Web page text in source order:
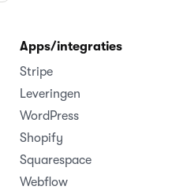
Apps/integraties
Stripe
Leveringen
WordPress
Shopify
Squarespace
Webflow